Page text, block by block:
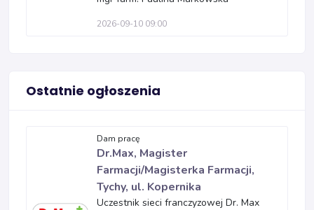
2026-09-10 09:00
Ostatnie ogłoszenia
Dam pracę
Dr.Max, Magister
Farmacji/Magisterka Farmacji,
Tychy, ul. Kopernika
Uczestnik sieci franczyzowej Dr. Max